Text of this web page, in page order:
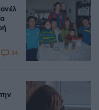
34